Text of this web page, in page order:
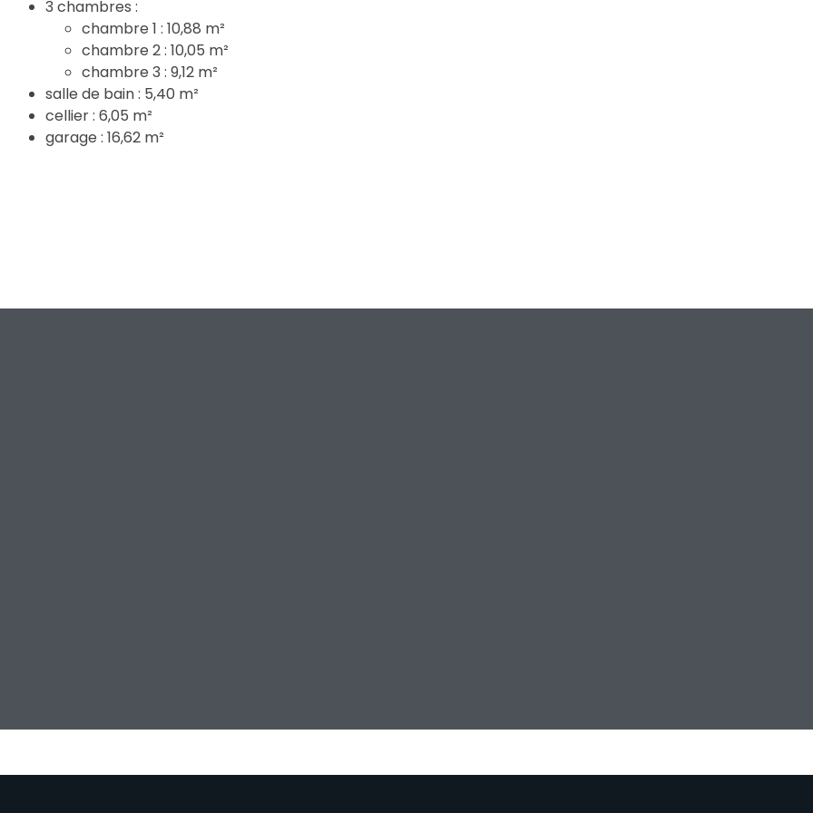
3 chambres :
chambre 1 : 10,88 m²
chambre 2 : 10,05 m²
chambre 3 : 9,12 m²
salle de bain : 5,40 m²
cellier : 6,05 m²
garage : 16,62 m²